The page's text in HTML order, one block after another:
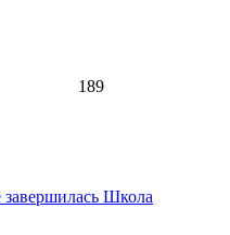
189
завершилась Школа